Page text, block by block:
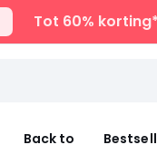
Tot 60%
Back to